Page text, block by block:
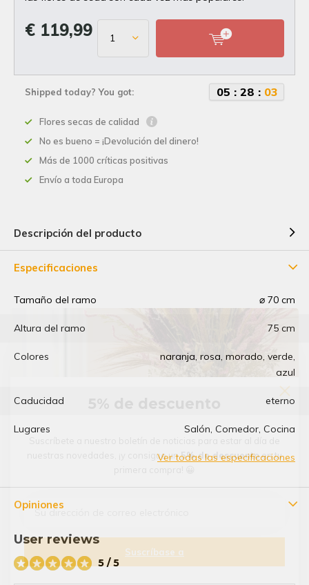
€ 119,99
Shipped today? You got: 05 : 28 : 02
Flores secas de calidad
No es bueno = ¡Devolución del dinero!
Más de 1000 críticas positivas
Envío a toda Europa
Descripción del producto
Especificaciones
Tamaño del ramo ⌀ 70 cm
Altura del ramo 75 cm
Colores
naranja, rosa, morado, verde,
azul
Caducidad eterno
Lugares Salón, Comedor, Cocina
Ver todas las especificaciones
Opiniones
User reviews
5 / 5
nuestras novedades, ¡y consigue un5% de descuentoen tu
Suscríbase a